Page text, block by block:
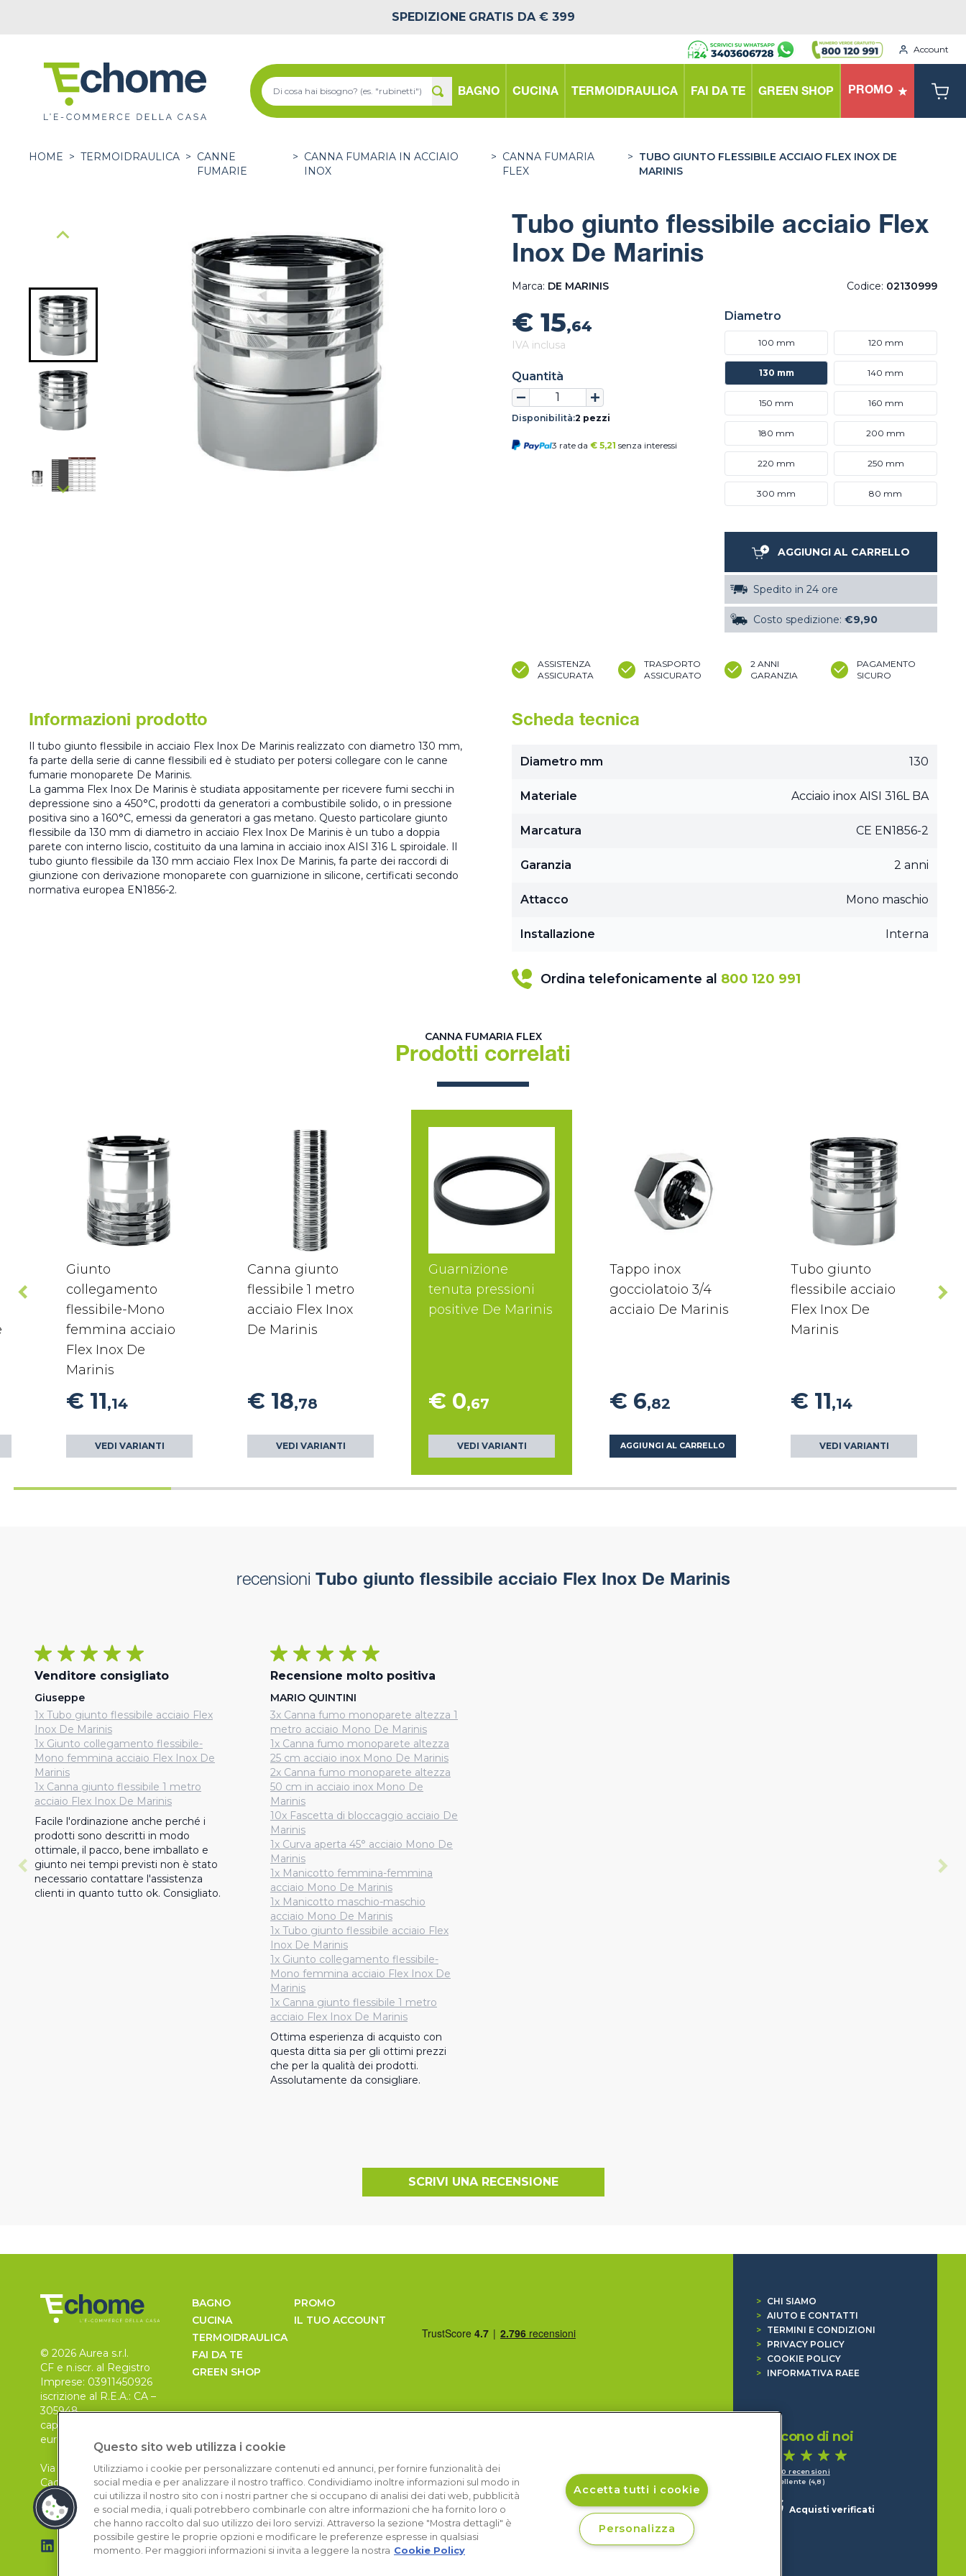
SPEDIZIONE GRATIS DA € 399
Account
BAGNO CUCINA TERMOIDRAULICA FAI DA TE GREEN SHOP PROMO
HOME > TERMOIDRAULICA > CANNE
FUMARIE
> CANNA FUMARIA IN ACCIAIO
INOX
> CANNA FUMARIA
FLEX
> TUBO GIUNTO FLESSIBILE ACCIAIO FLEX INOX DE
MARINIS
Tubo giunto flessibile acciaio Flex
Inox De Marinis
Marca: DE MARINIS Codice: 02130999
€ 15,64
IVA inclusa
Quantità
Disponibilità:2 pezzi
3 rate da € 5,21 senza interessi
Diametro
100 mm 120 mm
130 mm 140 mm
150 mm 160 mm
180 mm 200 mm
220 mm 250 mm
300 mm 80 mm
AGGIUNGI AL CARRELLO
Spedito in 24 ore
Costo spedizione: €9,90
ASSISTENZA
ASSICURATA
TRASPORTO
ASSICURATO
2 ANNI
GARANZIA
PAGAMENTO
SICURO
Informazioni prodotto
Il tubo giunto flessibile in acciaio Flex Inox De Marinis realizzato con diametro 130 mm,
fa parte della serie di canne flessibili ed è studiato per potersi collegare con le canne
fumarie monoparete De Marinis.
La gamma Flex Inox De Marinis è studiata appositamente per ricevere fumi secchi in
depressione sino a 450°C, prodotti da generatori a combustibile solido, o in pressione
positiva sino a 160°C, emessi da generatori a gas metano. Questo particolare giunto
flessibile da 130 mm di diametro in acciaio Flex Inox De Marinis è un tubo a doppia
parete con interno liscio, costituito da una lamina in acciaio inox AISI 316 L spiroidale. Il
tubo giunto flessibile da 130 mm acciaio Flex Inox De Marinis, fa parte dei raccordi di
giunzione con derivazione monoparete con guarnizione in silicone, certificati secondo
normativa europea EN1856-2.
Scheda tecnica
Diametro mm 130
Materiale Acciaio inox AISI 316L BA
Marcatura CE EN1856-2
Garanzia 2 anni
Attacco Mono maschio
Installazione Interna
Ordina telefonicamente al 800 120 991
CANNA FUMARIA FLEX
Prodotti correlati
Giunto
collegamento
flessibile-Mono
femmina acciaio
Flex Inox De
Marinis
€ 11,14
VEDI VARIANTI
Canna giunto
flessibile 1 metro
acciaio Flex Inox
De Marinis
€ 18,78
VEDI VARIANTI
Guarnizione
tenuta pressioni
positive De Marinis
€ 0,67
VEDI VARIANTI
Tappo inox
gocciolatoio 3/4
acciaio De Marinis
€ 6,82
AGGIUNGI AL CARRELLO
Tubo giunto
flessibile acciaio
Flex Inox De
Marinis
€ 11,14
VEDI VARIANTI
recensioni Tubo giunto flessibile acciaio Flex Inox De Marinis
Venditore consigliato
Giuseppe
1x Tubo giunto flessibile acciaio Flex
Inox De Marinis
1x Giunto collegamento flessibile-
Mono femmina acciaio Flex Inox De
Marinis
1x Canna giunto flessibile 1 metro
acciaio Flex Inox De Marinis
Facile l'ordinazione anche perché i
prodotti sono descritti in modo
ottimale, il pacco, bene imballato e
giunto nei tempi previsti non è stato
necessario contattare l'assistenza
clienti in quanto tutto ok. Consigliato.
Recensione molto positiva
MARIO QUINTINI
3x Canna fumo monoparete altezza 1
metro acciaio Mono De Marinis
1x Canna fumo monoparete altezza
25 cm acciaio inox Mono De Marinis
2x Canna fumo monoparete altezza
50 cm in acciaio inox Mono De
Marinis
10x Fascetta di bloccaggio acciaio De
Marinis
1x Curva aperta 45° acciaio Mono De
Marinis
1x Manicotto femmina-femmina
acciaio Mono De Marinis
1x Manicotto maschio-maschio
acciaio Mono De Marinis
1x Tubo giunto flessibile acciaio Flex
Inox De Marinis
1x Giunto collegamento flessibile-
Mono femmina acciaio Flex Inox De
Marinis
1x Canna giunto flessibile 1 metro
acciaio Flex Inox De Marinis
Ottima esperienza di acquisto con
questa ditta sia per gli ottimi prezzi
che per la qualità dei prodotti.
Assolutamente da consigliare.
SCRIVI UNA RECENSIONE
© 2026 Aurea s.r.l.
CF e n.iscr. al Registro
Imprese: 03911450926
iscrizione al R.E.A.: CA –
305948
capitale sociale 30.000
euro, i.v.
Via Pietro Leo n. 6
Cagliari
09129
BAGNO
CUCINA
TERMOIDRAULICA
FAI DA TE
GREEN SHOP
PROMO
IL TUO ACCOUNT
>
CHI SIAMO
> AIUTO E CONTATTI
>
TERMINI E CONDIZIONI
>
PRIVACY POLICY
>
COOKIE POLICY
>
INFORMATIVA RAEE
Dicono di noi
1.640 recensioni
Eccellente (4,8)
Acquisti verificati
Questo sito web utilizza i cookie
Utilizziamo i cookie per personalizzare contenuti ed annunci, per fornire funzionalità dei
social media e per analizzare il nostro traffico. Condividiamo inoltre informazioni sul modo in
cui utilizza il nostro sito con i nostri partner che si occupano di analisi dei dati web, pubblicità
e social media, i quali potrebbero combinarle con altre informazioni che ha fornito loro o
che hanno raccolto dal suo utilizzo dei loro servizi. Attraverso la sezione "Mostra dettagli" è
possibile gestire le proprie opzioni e modificare le preferenze espresse in qualsiasi
momento. Per maggiori informazioni si invita a leggere la nostra Cookie Policy
Accetta tutti i cookie
Personalizza